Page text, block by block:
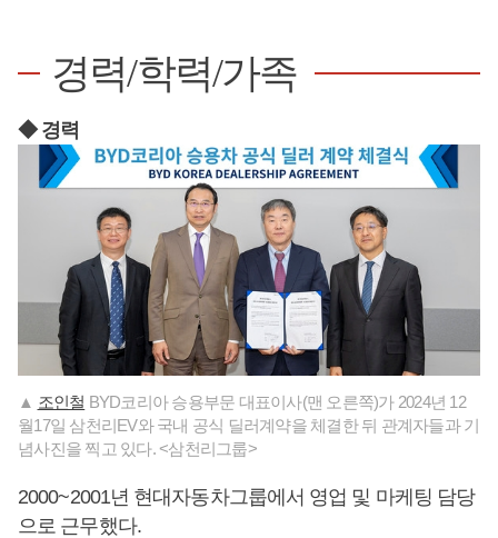
경력/학력/가족
◆ 경력
▲ 조인철 BYD코리아 승용부문 대표이사(맨 오른쪽)가 2024년 12
월17일 삼천리EV와 국내 공식 딜러계약을 체결한 뒤 관계자들과 기
념사진을 찍고 있다. <삼천리그룹>
2000~2001년 현대자동차그룹에서 영업 및 마케팅 담당
으로 근무했다.